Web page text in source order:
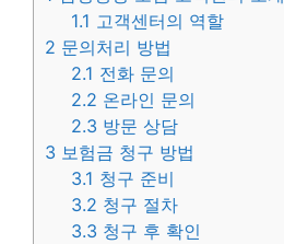
1.1 고객센터의 역할
2 문의처리 방법
2.1 전화 문의
2.2 온라인 문의
2.3 방문 상담
3 보험금 청구 방법
3.1 청구 준비
3.2 청구 절차
3.3 청구 후 확인